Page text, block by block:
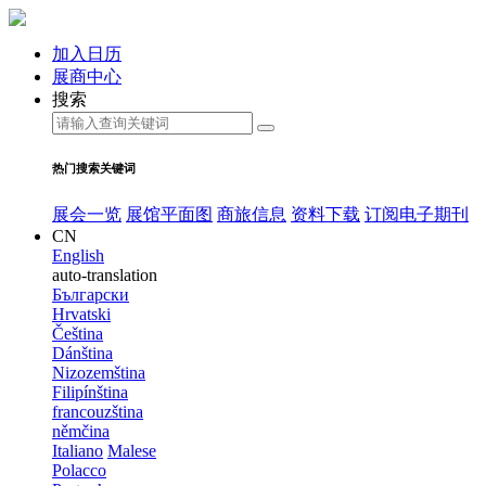
加入日历
展商中心
搜索
热门搜索关键词
展会一览 展馆平面图 商旅信息 资料下载 订阅电子期刊
CN
English
auto-translation
Български
Hrvatski
Čeština
Dánština
Nizozemština
Filipínština
francouzština
němčina
Italiano Malese
Polacco